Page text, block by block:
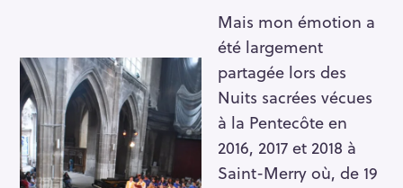
Mais mon émotion a
été largement
partagée lors des
Nuits sacrées vécues
à la Pentecôte en
2016, 2017 et 2018 à
Saint-Merry où, de 19